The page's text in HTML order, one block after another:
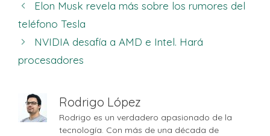
Elon Musk revela más sobre los rumores del
teléfono Tesla
NVIDIA desafía a AMD e Intel. Hará
procesadores
Rodrigo López
Rodrigo es un verdadero apasionado de la
tecnología. Con más de una década de